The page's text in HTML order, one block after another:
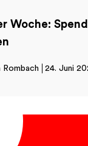
Woche:
24. Juni